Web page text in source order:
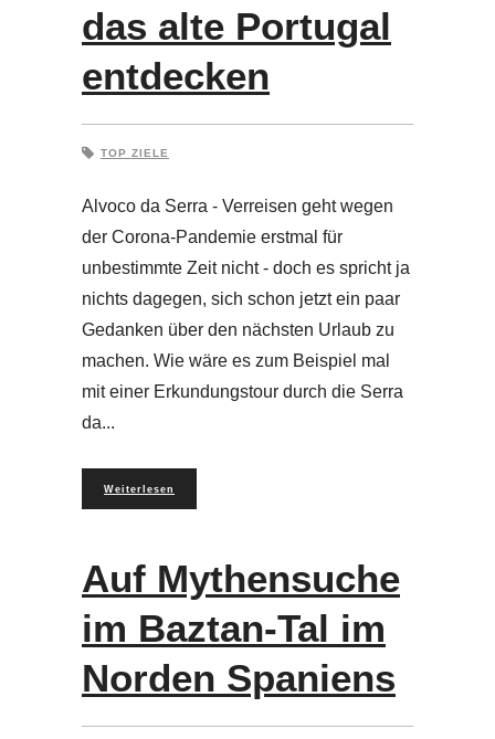
das alte Portugal
entdecken
TOP ZIELE
Alvoco da Serra - Verreisen geht wegen
der Corona-Pandemie erstmal für
unbestimmte Zeit nicht - doch es spricht ja
nichts dagegen, sich schon jetzt ein paar
Gedanken über den nächsten Urlaub zu
machen. Wie wäre es zum Beispiel mal
mit einer Erkundungstour durch die Serra
da
Weiterlesen
Auf Mythensuche
im Baztan-Tal im
Norden Spaniens